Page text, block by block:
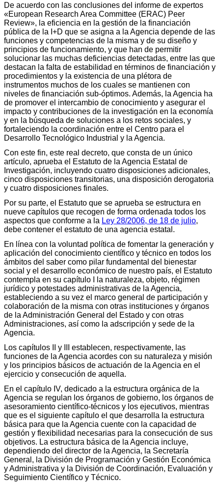
De acuerdo con las conclusiones del informe de expertos
«European Research Area Committee (ERAC) Peer
Review», la eficiencia en la gestión de la financiación
pública de la I+D que se asigna a la Agencia depende de las
funciones y competencias de la misma y de su diseño y
principios de funcionamiento, y que han de permitir
solucionar las muchas deficiencias detectadas, entre las que
destacan la falta de estabilidad en términos de financiación y
procedimientos y la existencia de una plétora de
instrumentos muchos de los cuales se mantienen con
niveles de financiación sub-óptimos. Además, la Agencia ha
de promover el intercambio de conocimiento y asegurar el
impacto y contribuciones de la investigación en la economía
y en la búsqueda de soluciones a los retos sociales, y
fortaleciendo la coordinación entre el Centro para el
Desarrollo Tecnológico Industrial y la Agencia.
Con este fin, este real decreto, que consta de un único
artículo, aprueba el Estatuto de la Agencia Estatal de
Investigación, incluyendo cuatro disposiciones adicionales,
cinco disposiciones transitorias, una disposición derogatoria
y cuatro disposiciones finales.
Por su parte, el Estatuto que se aprueba se estructura en
nueve capítulos que recogen de forma ordenada todos los
aspectos que conforme a la Ley 28/2006, de 18 de julio,
debe contener el estatuto de una agencia estatal.
En línea con la voluntad política de fomentar la generación y
aplicación del conocimiento científico y técnico en todos los
ámbitos del saber como pilar fundamental del bienestar
social y el desarrollo económico de nuestro país, el Estatuto
contempla en su capítulo I la naturaleza, objeto, régimen
jurídico y potestades administrativas de la Agencia,
estableciendo a su vez el marco general de participación y
colaboración de la misma con otras instituciones y órganos
de la Administración General del Estado y con otras
Administraciones, así como la adscripción y sede de la
Agencia.
Los capítulos II y III establecen, respectivamente, las
funciones de la Agencia acordes con su naturaleza y misión
y los principios básicos de actuación de la Agencia en el
ejercicio y consecución de aquella.
En el capítulo IV, dedicado a la estructura orgánica de la
Agencia se regulan los órganos de gobierno, los órganos de
asesoramiento científico-técnicos y los ejecutivos, mientras
que es el siguiente capítulo el que desarrolla la estructura
básica para que la Agencia cuente con la capacidad de
gestión y flexibilidad necesarias para la consecución de sus
objetivos. La estructura básica de la Agencia incluye,
dependiendo del director de la Agencia, la Secretaría
General, la División de Programación y Gestión Económica
y Administrativa y la División de Coordinación, Evaluación y
Seguimiento Científico y Técnico.